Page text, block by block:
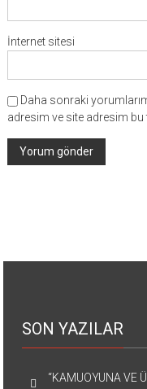
İnternet sitesi
Daha sonraki
adresim ve site adresim bu
SON YAZILAR
“KAMUOYUNA VE